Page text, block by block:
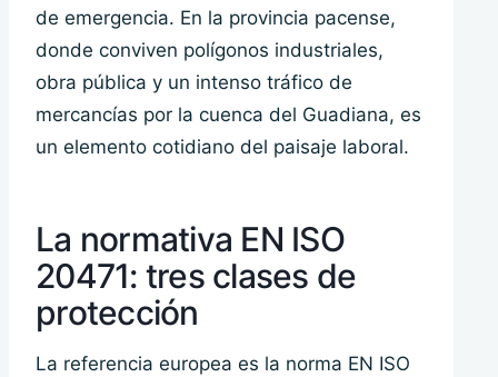
de emergencia. En la provincia pacense,
donde conviven polígonos industriales,
obra pública y un intenso tráfico de
mercancías por la cuenca del Guadiana, es
un elemento cotidiano del paisaje laboral.
La normativa EN ISO
20471: tres clases de
protección
La referencia europea es la norma EN ISO